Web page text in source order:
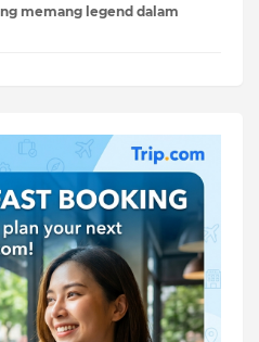
memang legend dalam